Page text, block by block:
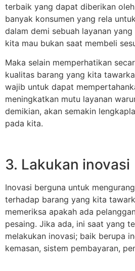
terbaik yang dapat diberikan
banyak konsumen yang rela
dalam demi sebuah layanan
kita mau bukan saat membeli
Maka selain memperhatikan
kualitas barang yang kita
wajib untuk dapat
meningkatkan mutu layanan
demikian, akan semakin
pada kita.
3. Lakukan inovasi
Inovasi berguna untuk
terhadap barang yang kita
memeriksa apakah ada
pesaing. Jika ada, ini saat yang
melakukan inovasi; baik berupa
kemasan, sistem pembayaran,